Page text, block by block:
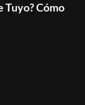
Tuyo? Cómo